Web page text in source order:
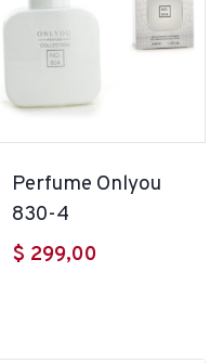
Perfume Onlyou
830-4
$ 299,00